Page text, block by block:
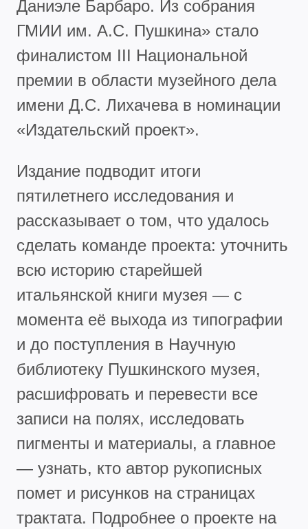
Даниэле Барбаро. Из собрания
ГМИИ им. А.С. Пушкина» стало
финалистом III Национальной
премии в области музейного дела
имени Д.С. Лихачева в номинации
«Издательский проект».
Издание подводит итоги
пятилетнего исследования и
рассказывает о том, что удалось
сделать команде проекта: уточнить
всю историю старейшей
итальянской книги музея — с
момента её выхода из типографии
и до поступления в Научную
библиотеку Пушкинского музея,
расшифровать и перевести все
записи на полях, исследовать
пигменты и материалы, а главное
— узнать, кто автор рукописных
помет и рисунков на страницах
трактата. Подробнее о проекте на